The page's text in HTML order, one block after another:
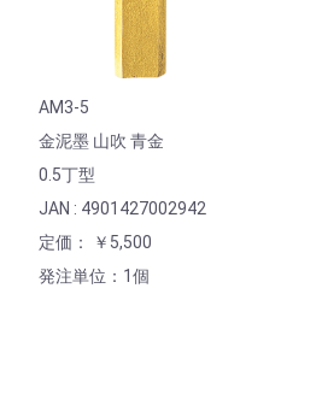
AM3-5
金泥墨 山吹 青金
0.5丁型
JAN : 4901427002942
定価： ￥5,500
発注単位：1個